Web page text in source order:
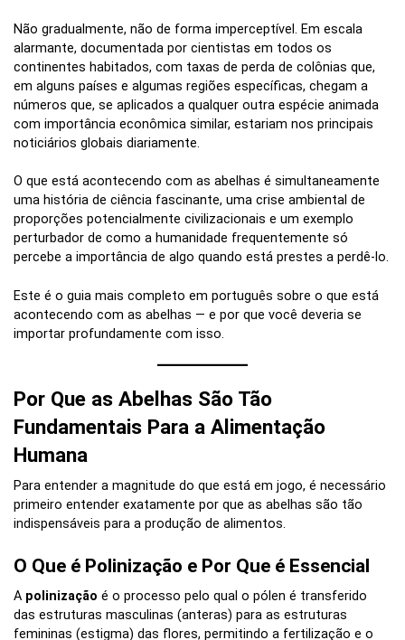
Não gradualmente, não de forma imperceptível. Em escala
alarmante, documentada por cientistas em todos os
continentes habitados, com taxas de perda de colônias que,
em alguns países e algumas regiões específicas, chegam a
números que, se aplicados a qualquer outra espécie animada
com importância econômica similar, estariam nos principais
noticiários globais diariamente.
O que está acontecendo com as abelhas é simultaneamente
uma história de ciência fascinante, uma crise ambiental de
proporções potencialmente civilizacionais e um exemplo
perturbador de como a humanidade frequentemente só
percebe a importância de algo quando está prestes a perdê-lo.
Este é o guia mais completo em português sobre o que está
acontecendo com as abelhas — e por que você deveria se
importar profundamente com isso.
Por Que as Abelhas São Tão
Fundamentais Para a Alimentação
Humana
Para entender a magnitude do que está em jogo, é necessário
primeiro entender exatamente por que as abelhas são tão
indispensáveis para a produção de alimentos.
O Que é Polinização e Por Que é Essencial
A polinização é o processo pelo qual o pólen é transferido
das estruturas masculinas (anteras) para as estruturas
femininas (estigma) das flores, permitindo a fertilização e o